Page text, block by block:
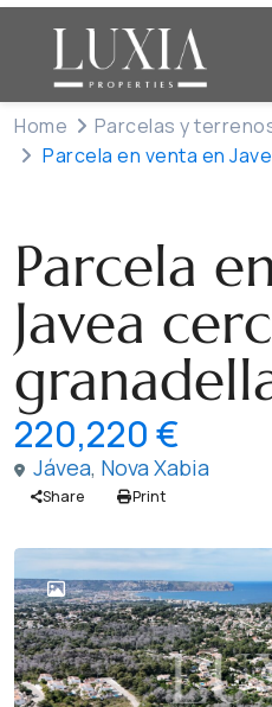
Home
Parcelas y
Parcela en venta en
Parcela
Javea
220,220 €
Jávea, Nova Xabia
Share Print